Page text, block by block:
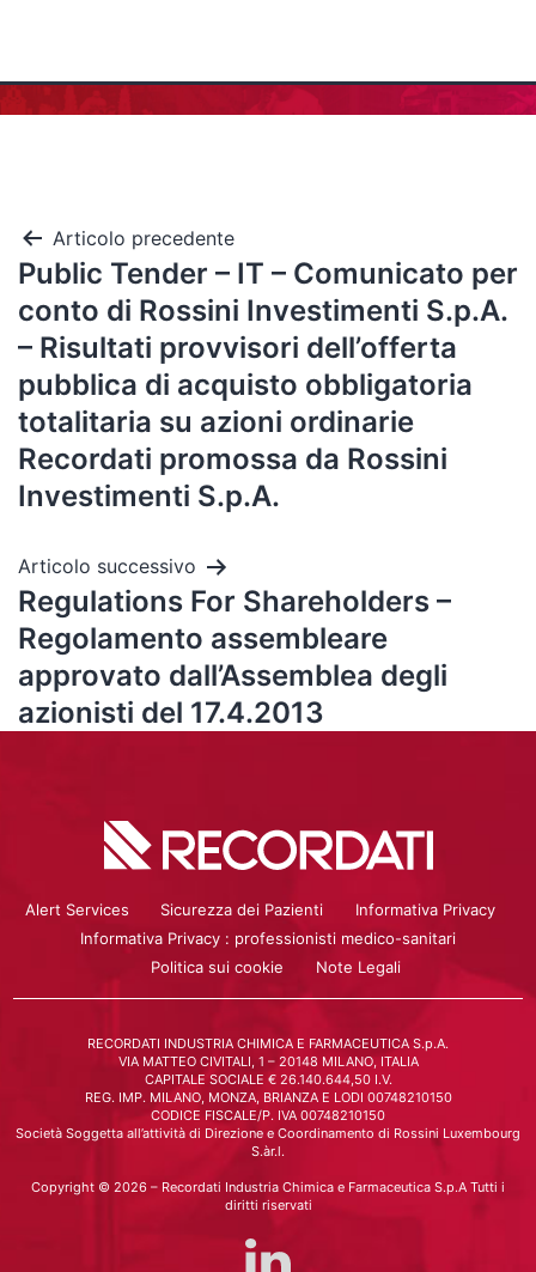
Articolo precedente
Public Tender – IT – Comunicato per
conto di Rossini Investimenti S.p.A.
– Risultati provvisori dell’offerta
pubblica di acquisto obbligatoria
totalitaria su azioni ordinarie
Recordati promossa da Rossini
Investimenti S.p.A.
Articolo successivo
Regulations For Shareholders –
Regolamento assembleare
approvato dall’Assemblea degli
azionisti del 17.4.2013
Alert Services Sicurezza dei Pazienti
Informativa Privacy
Informativa Privacy : professionisti medico-sanitari
Politica sui cookie
Note Legali
RECORDATI INDUSTRIA CHIMICA E FARMACEUTICA S.p.A.
VIA MATTEO CIVITALI, 1 – 20148 MILANO, ITALIA
CAPITALE SOCIALE € 26.140.644,50 I.V.
REG. IMP. MILANO, MONZA, BRIANZA E LODI 00748210150
CODICE FISCALE/P. IVA 00748210150
Società Soggetta all’attività di Direzione e Coordinamento di Rossini Luxembourg
S.àr.l.
Copyright © 2026 – Recordati Industria Chimica e Farmaceutica S.p.A Tutti i
diritti riservati